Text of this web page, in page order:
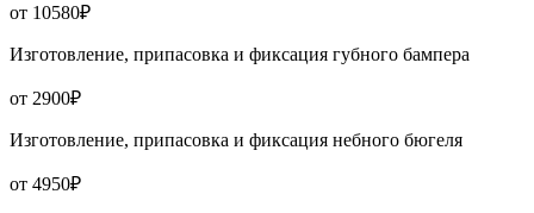
от 10580₽
Изготовление, припасовка и фиксация губного бампера
от 2900₽
Изготовление, припасовка и фиксация небного бюгеля
от 4950₽